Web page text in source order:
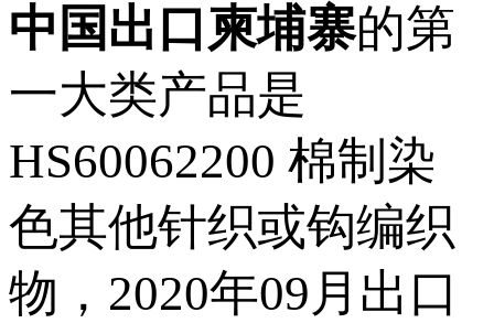
中国出口柬埔寨的第
一大类产品是
HS60062200 棉制染
色其他针织或钩编织
物，2020年09月出口